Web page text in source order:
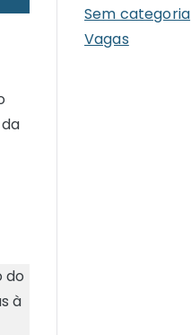
do
à
Sem categoria
Vagas